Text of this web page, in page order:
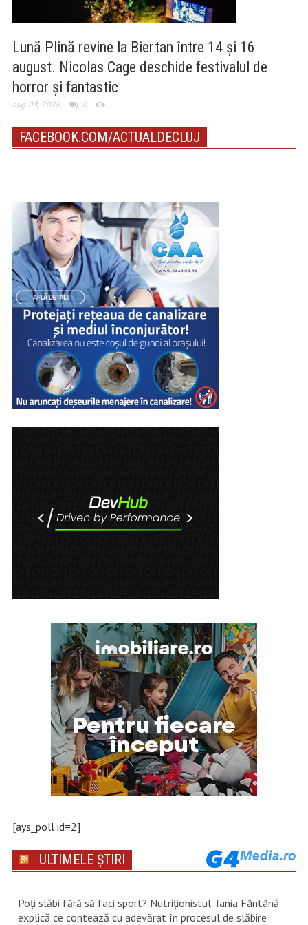
Lună Plină revine la Biertan între 14 și 16
august. Nicolas Cage deschide festivalul de
horror și fantastic
aug. 08, 2026 0
FACEBOOK.COM/ACTUALDECLUJ
[ays_poll id=2]
ULTIMELE ȘTIRI
Poți slăbi fără să faci sport? Nutriționistul Tania Fântână
explică ce contează cu adevărat în procesul de slăbire